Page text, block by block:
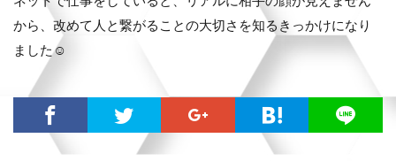
から、改めて人と繋がることの大切さを知るきっかけになり
ました☺️